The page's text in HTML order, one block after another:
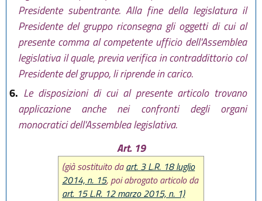
Presidente subentrante. Alla fine della legislatura il
Presidente del gruppo riconsegna gli oggetti di cui al
presente comma al competente ufficio dell'Assemblea
legislativa il quale, previa verifica in contraddittorio col
Presidente del gruppo, li riprende in carico.
6. Le disposizioni di cui al presente articolo trovano
applicazione anche nei confronti degli organi
monocratici dell'Assemblea legislativa.
Art. 19
(già sostituito daart. 3 L.R. 18 luglio
2014, n. 15, poi abrogato articolo da
art. 15 L.R. 12 marzo 2015, n. 1)